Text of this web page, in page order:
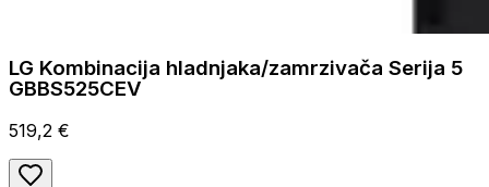
LG Kombinacija hladnjaka/zamrzivača Serija 5
GBBS525CEV
519,2 €